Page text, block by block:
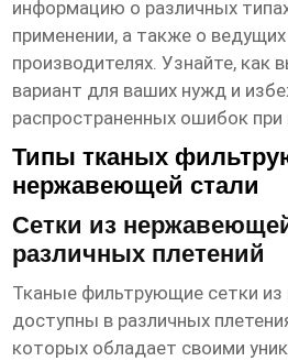
информацию о различных
применении, а также о
производителях. Узнайте, как
вариант для ваших нужд и
распространенных ошибок при
Типы тканых
нержавеющей стали
Сетки из
различных плетений
Тканые фильтрующие сетки
доступны в различных
которых обладает своими